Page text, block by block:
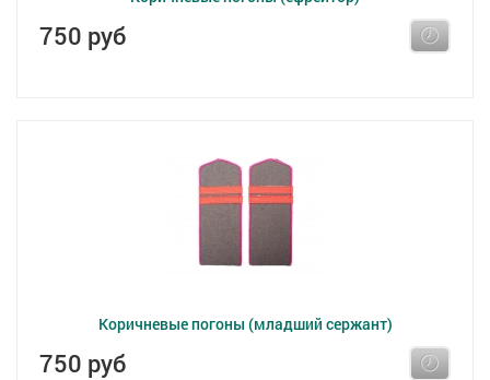
750 руб
Коричневые погоны (младший сержант)
750 руб